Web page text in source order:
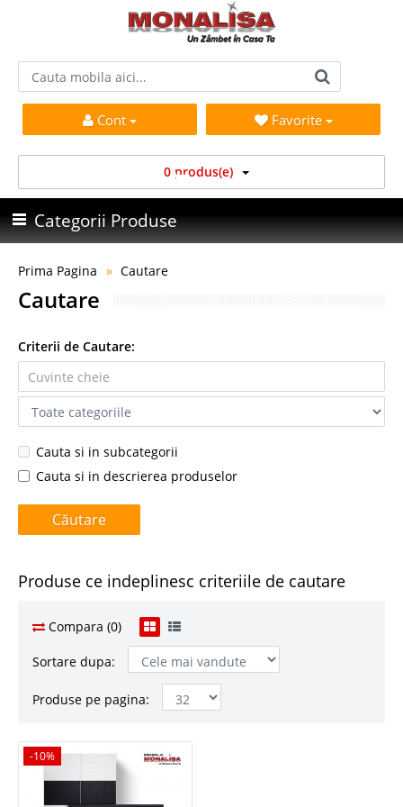
Cont Favorite
0 produs(e)
Categorii Produse
Prima Pagina Cautare
Cautare
Criterii de Cautare:
Cauta si in subcategorii
Cauta si in descrierea produselor
Produse ce indeplinesc criteriile de cautare
Compara (0)
Sortare dupa:
Produse pe pagina:
-10%
-10%